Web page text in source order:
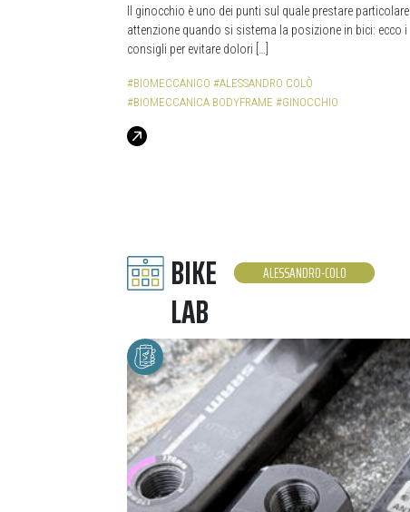
Il ginocchio è uno dei punti sul quale prestare particolare
attenzione quando si sistema la posizione in bici: ecco i
consigli per evitare dolori […]
#BIOMECCANICO #ALESSANDRO COLÒ
#BIOMECCANICA BODYFRAME #GINOCCHIO
BIKE
LAB
ALESSANDRO-COLO